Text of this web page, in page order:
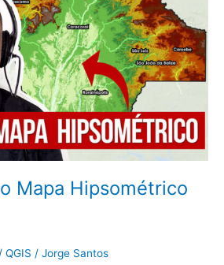
Mapa Hipsométrico
/ QGIS / Jorge Santos